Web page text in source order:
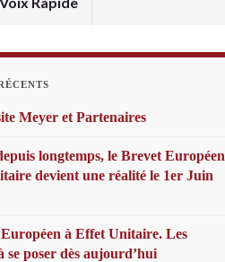
Meyer et Partenaires
longtemps, le Brevet Européen
devient une réalité le 1er Juin
à Effet Unitaire. Les
se poser dès aujourd’hui